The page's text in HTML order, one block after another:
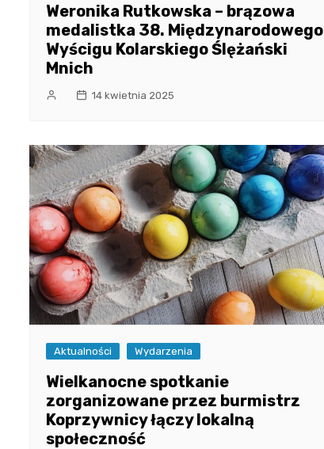
Weronika Rutkowska – brązowa
medalistka 38. Międzynarodowego
Wyścigu Kolarskiego Ślężański
Mnich
14 kwietnia 2025
Aktualności Wydarzenia
Wielkanocne spotkanie
zorganizowane przez burmistrz
Koprzywnicy łączy lokalną
społeczność